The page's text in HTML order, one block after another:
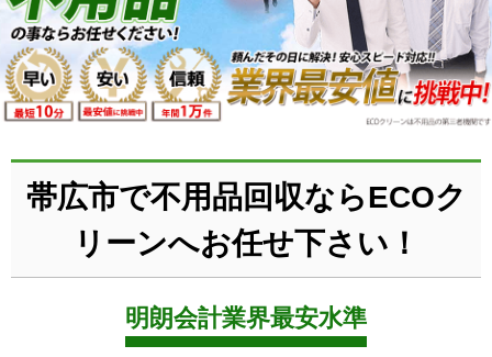
帯広市で不用品回収ならECOク
リーンへお任せ下さい！
明朗会計業界最安水準